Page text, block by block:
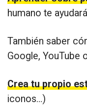
humano te
También saber
Google, YouTube
Crea tu propio
iconos…)